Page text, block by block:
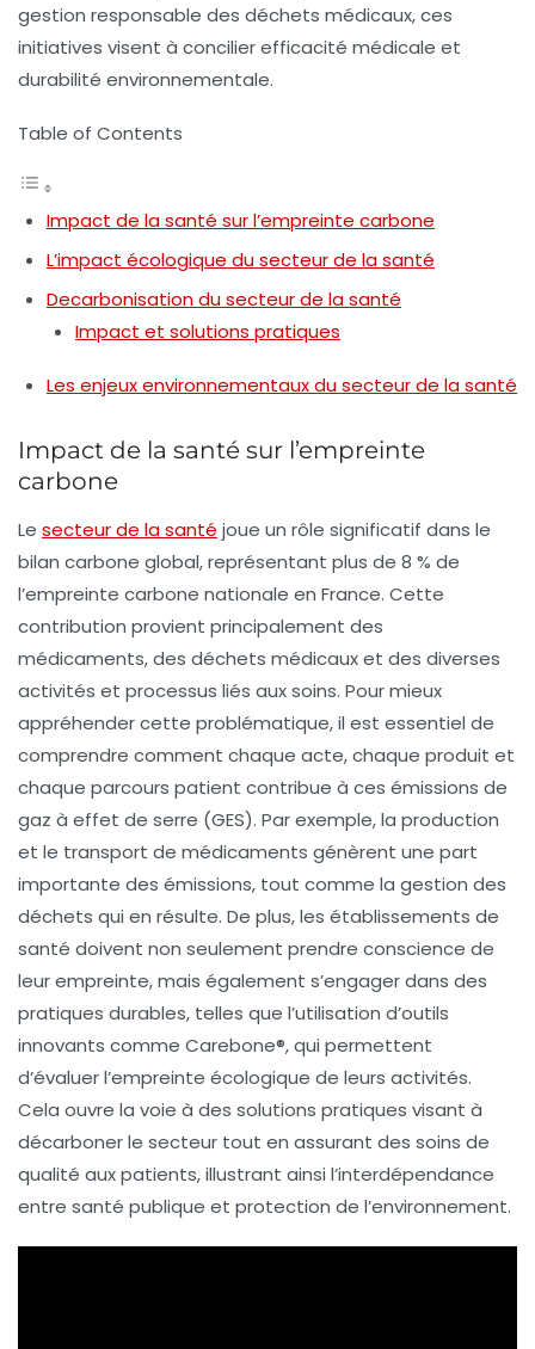
gestion responsable des déchets médicaux, ces
initiatives visent à concilierefficacité médicale et
durabilité environnementale.
Table of Contents
Impact de la santé sur l’empreinte carbone
L’impact écologique du secteur de la santé
Decarbonisation du secteur de la santé
Impact et solutions pratiques
Les enjeux environnementaux du secteur de la santé
Impact de la santé sur l’empreinte
carbone
Le secteur de la santé joue un rôle significatif dans le
bilan carbone global, représentant plus de 8 % de
l’empreinte carbone nationale en France. Cette
contribution provient principalement des
médicaments, des déchets médicauxet des diverses
activités et processus liés aux soins. Pour mieux
appréhender cette problématique, il est essentiel de
comprendre comment chaque acte, chaque produit et
chaque parcours patient contribue à ces émissions de
gaz à effet de serre (GES). Par exemple, la production
et le transport de médicaments génèrent une part
importante des émissions, tout comme la gestion des
déchets qui en résulte. De plus, les établissements de
santé doivent non seulement prendre conscience de
leur empreinte, mais également s’engager dans des
pratiques durables, telles que l’utilisation d’outils
innovants comme Carebone®, qui permettent
d’évaluer l’empreinte écologique de leurs activités.
Cela ouvre la voie à des solutions pratiques visant à
décarboner le secteur tout en assurant des soins de
qualité aux patients, illustrant ainsi l’interdépendance
entre santé publique et protection de l’environnement.